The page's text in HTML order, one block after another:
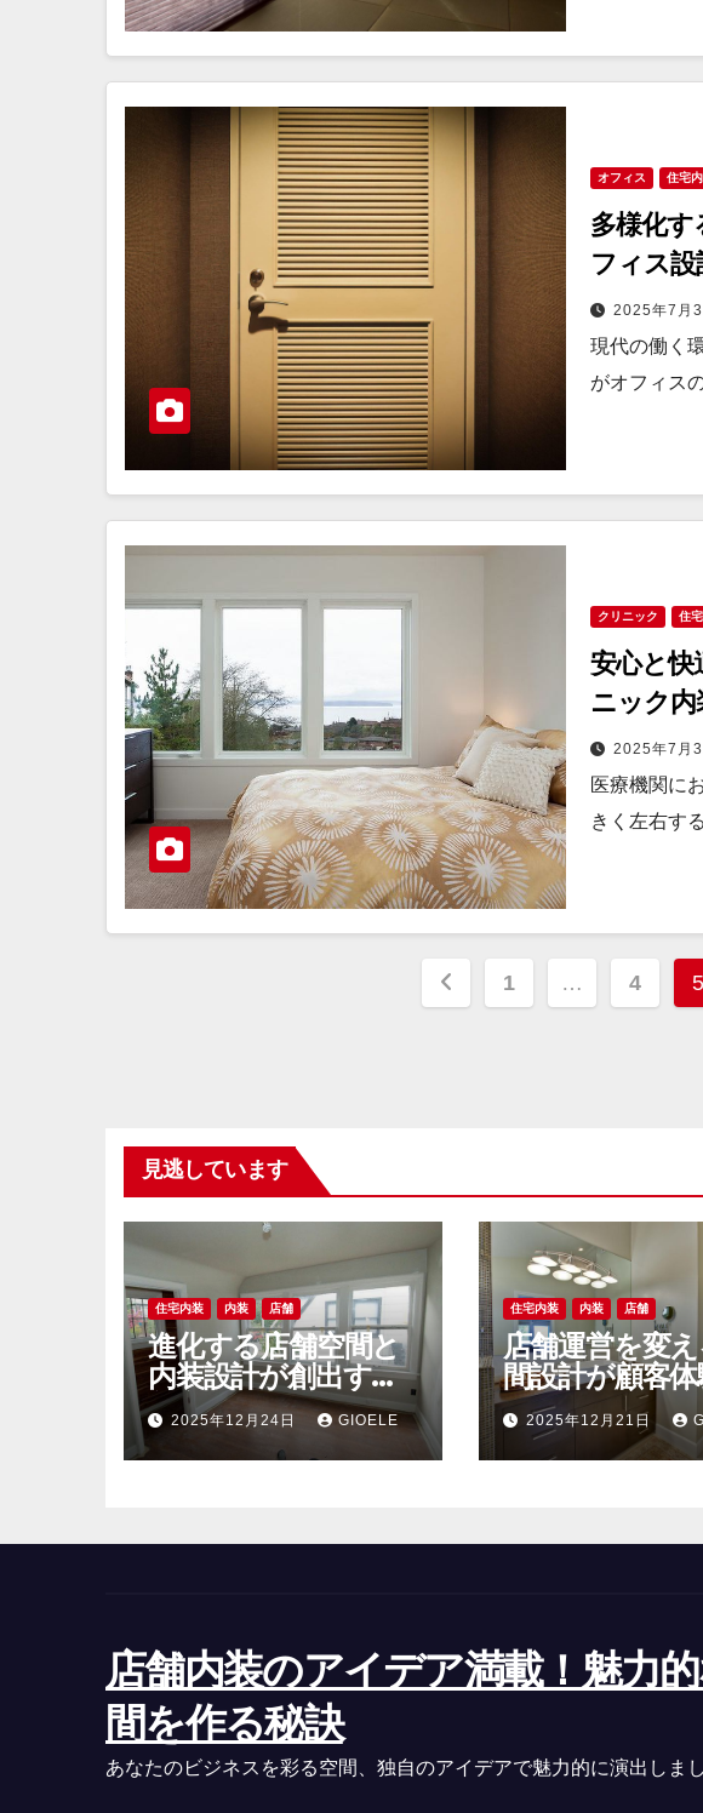
オフィス 住宅
多様化す
フィス
2025年7月
現代の働く
がオフィス
クリニック 住
安心と快
ニック
2025年7月
医療機関に
きく左右す
投
ジ
送
り
1 … 4 5
見逃しています
住宅内装 内装 店舗
進化する店舗空間と
内装設計が創出する
顧客体験と社会的価
値2025年12月24日 GIOELE
住宅内装 内装 店舗
店舗運営を変
間設計が顧客
ブランド力を
理由
2025年12月21日
店舗内装のアイデア満載！魅力
間を作る秘訣
あなたのビジネスを彩る空間、独自のアイデアで魅力的に演出しま